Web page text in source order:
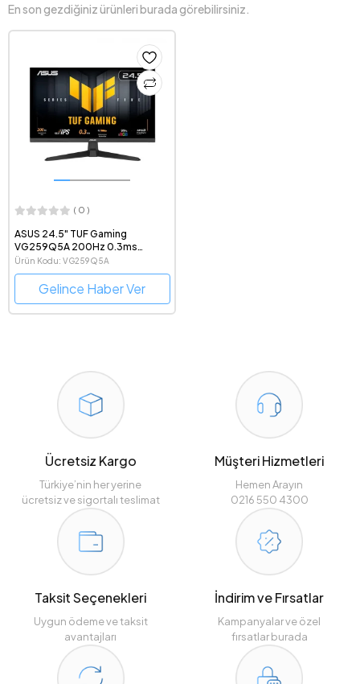
En son gezdiğiniz ürünleri burada görebilirsiniz.
( 0 )
ASUS 24.5" TUF Gaming
VG259Q5A 200Hz 0.3ms
FreeSync Premium G-Sync HDR
1080p IPS LED Oyuncu Monitörü
Ürün Kodu: VG259Q5A
Gelince Haber Ver
Ücretsiz Kargo
Türkiye’nin her yerine
ücretsiz ve sigortalı teslimat
Müşteri Hizmetleri
Hemen Arayın
0216 550 4300
Taksit Seçenekleri
Uygun ödeme ve taksit
avantajları
İndirim ve Fırsatlar
Kampanyalar ve özel
fırsatlar burada